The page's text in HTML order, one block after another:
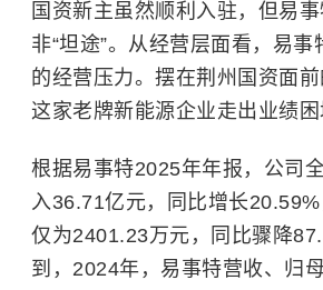
国资新主虽然顺利入驻，但易
非“坦途”。从经营层面看，易事
的经营压力。摆在荆州国资面
这家老牌新能源企业走出业绩困
根据易事特2025年年报，公司
入36.71亿元，同比增长
仅为2401.23万元，同比骤降
到，2024年，易事特营收、归